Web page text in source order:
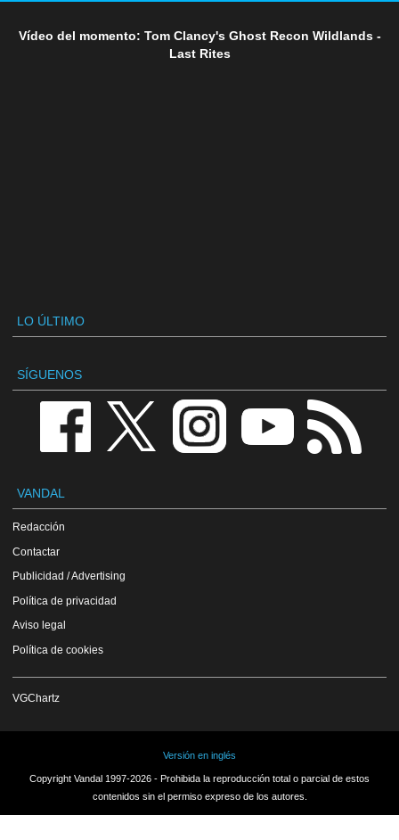
Vídeo del momento: Tom Clancy's Ghost Recon Wildlands -
Last Rites
LO ÚLTIMO
SÍGUENOS
VANDAL
Redacción
Contactar
Publicidad / Advertising
Política de privacidad
Aviso legal
Política de cookies
VGChartz
Versión en inglés
Copyright Vandal 1997-2026 - Prohibida la reproducción total o parcial de estos
contenidos sin el permiso expreso de los autores.